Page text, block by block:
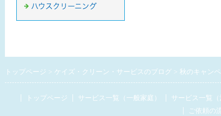
ハウスクリーニング
トップページ ケイズ・クリーン・サービスのブログ 秋のキャン
トップページ サービス一覧（一般家庭）
サービス一覧
ご依頼の